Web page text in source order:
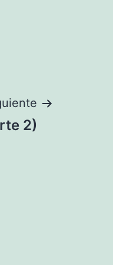
2)